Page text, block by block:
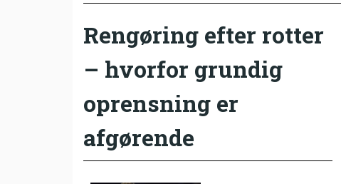
Rengøring efter rotter
– hvorfor grundig
oprensning er
afgørende